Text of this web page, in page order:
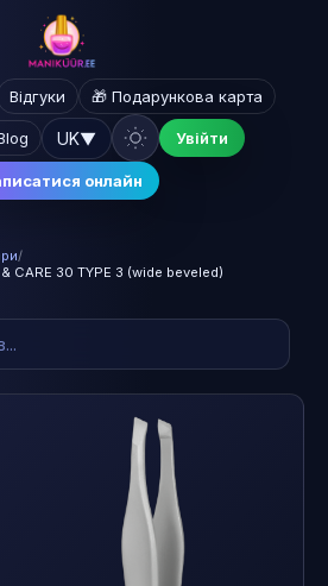
Відгуки 🎁 Подарункова карта
UK▼ Увійти
онлайн
/
CARE 30 TYPE 3 (wide beveled)